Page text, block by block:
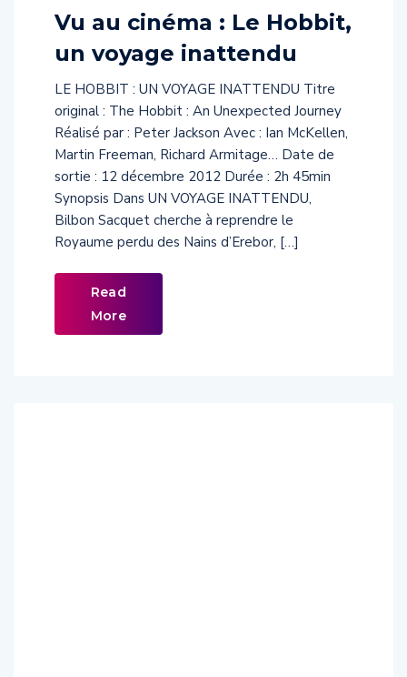
Vu au cinéma : Le Hobbit,
un voyage inattendu
LE HOBBIT : UN VOYAGE INATTENDU Titre
original : The Hobbit : An Unexpected Journey
Réalisé par : Peter Jackson Avec : Ian McKellen,
Martin Freeman, Richard Armitage… Date de
sortie : 12 décembre 2012 Durée : 2h 45min
Synopsis Dans UN VOYAGE INATTENDU,
Bilbon Sacquet cherche à reprendre le
Royaume perdu des Nains d’Erebor, […]
Read
More